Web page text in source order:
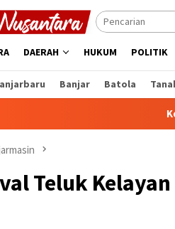
DAERAH HUKUM POLITIK
Banjar Batola
Kejar
Teluk